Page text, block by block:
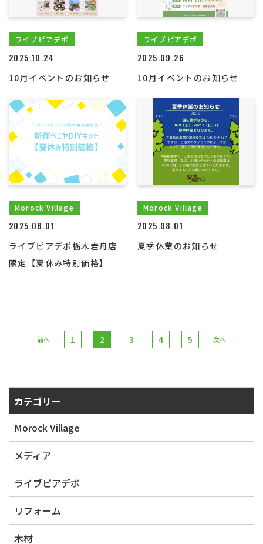
ライブピアデポ
2025.10.24
10月イベントのお知らせ
ライブピアデポ
2025.09.26
10月イベントのお知らせ
Morock Village
2025.08.01
ライブピアデポ栃木岩舟店
限定【夏休み特別価格】
Morock Village
2025.08.01
夏季休業のお知らせ
前へ 1 2 3 4 5 次へ
カテゴリー
Morock Village
メディア
ライブピアデポ
リフォーム
木材